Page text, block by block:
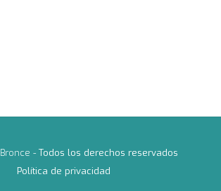
- Todos los derechos reservados
Política de privacidad